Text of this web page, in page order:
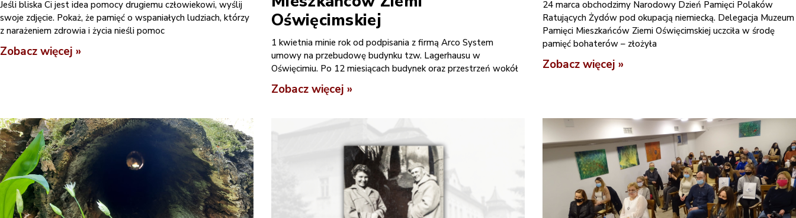
Jeśli bliska Ci jest idea pomocy drugiemu człowiekowi, wyślij
swoje zdjęcie. Pokaż, że pamięć o wspaniałych ludziach, którzy
z narażeniem zdrowia i życia nieśli pomoc
Zobacz więcej »
Oświęcimskiej
1 kwietnia minie rok od podpisania z firmą Arco System
umowy na przebudowę budynku tzw. Lagerhausu w
Oświęcimiu. Po 12 miesiącach budynek oraz przestrzeń wokół
Zobacz więcej »
24 marca obchodzimy Narodowy Dzień Pamięci Polaków
Ratujących Żydów pod okupacją niemiecką. Delegacja Muzeum
Pamięci Mieszkańców Ziemi Oświęcimskiej uczciła w środę
pamięć bohaterów – złożyła
Zobacz więcej »